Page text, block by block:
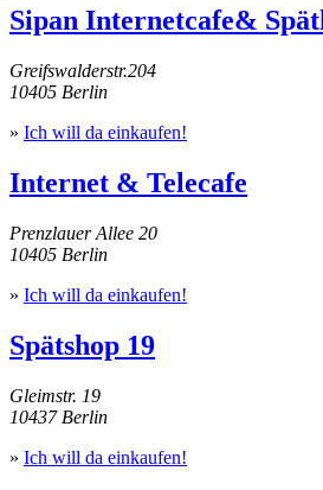
Sipan Internetcafe&
Greifswalderstr.204
10405 Berlin
» Ich will da einkaufen!
Internet & Telecafe
Prenzlauer Allee 20
10405 Berlin
» Ich will da einkaufen!
Spätshop 19
Gleimstr. 19
10437 Berlin
» Ich will da einkaufen!